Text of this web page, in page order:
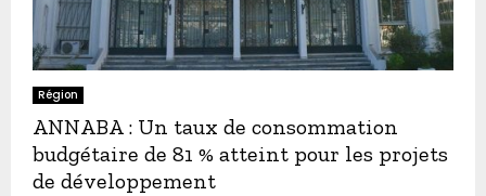
Région
ANNABA : Un taux de consommation
budgétaire de 81 % atteint pour les projets
de développement